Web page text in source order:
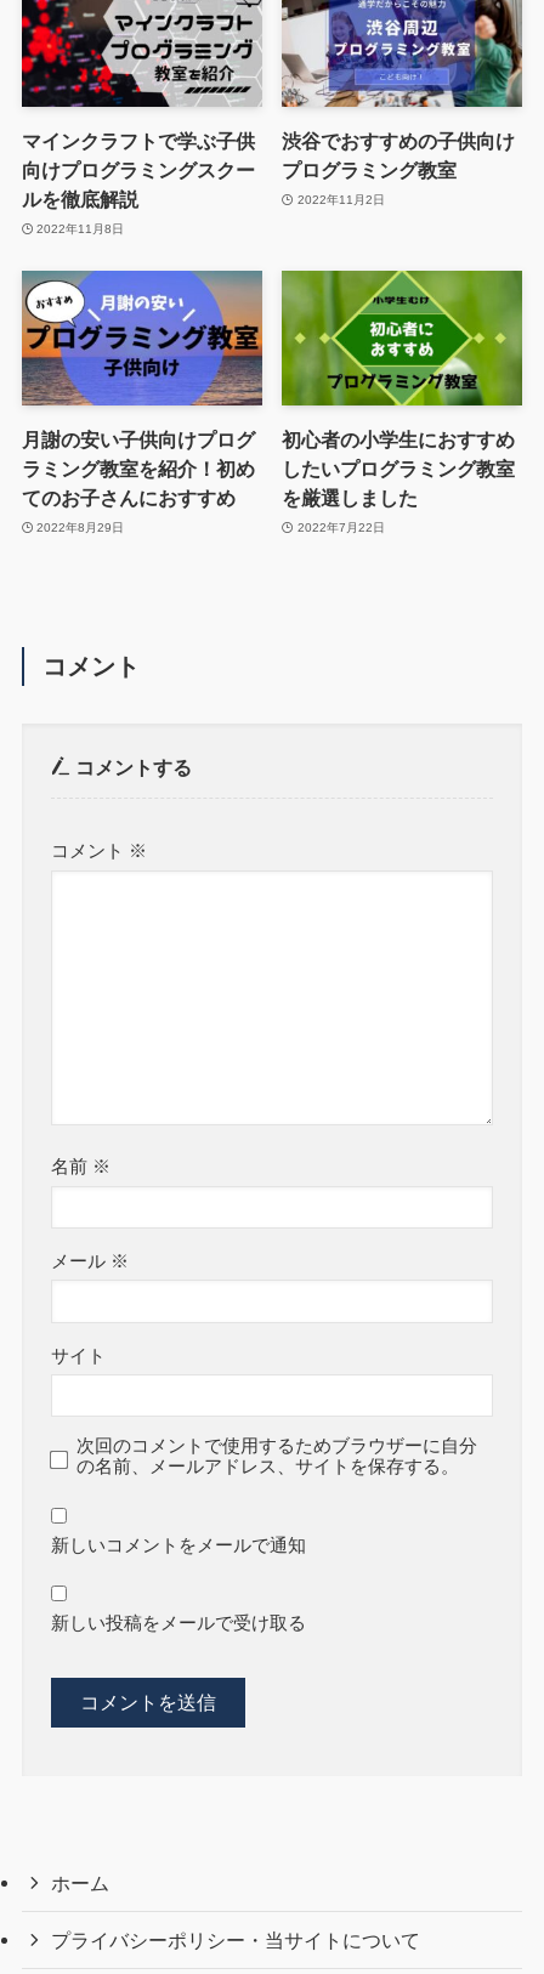
マインクラフトで学ぶ子供
向けプログラミングスクー
ルを徹底解説
2022年11月8日
渋谷でおすすめの子供向け
プログラミング教室
2022年11月2日
月謝の安い子供向けプログ
ラミング教室を紹介！初め
てのお子さんにおすすめ
2022年8月29日
初心者の小学生におすすめ
したいプログラミング教室
を厳選しました
2022年7月22日
コメント
コメントする
コメント ※
名前 ※
メール ※
サイト
次回のコメントで使用するためブラウザーに自分
の名前、メールアドレス、サイトを保存する。
新しいコメントをメールで通知
新しい投稿をメールで受け取る
ホーム
プライバシーポリシー・当サイトについて